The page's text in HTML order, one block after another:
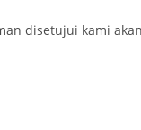
disetujui kami